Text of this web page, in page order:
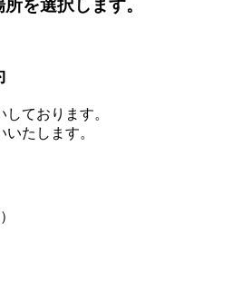
を選択します。
ております。
たします。